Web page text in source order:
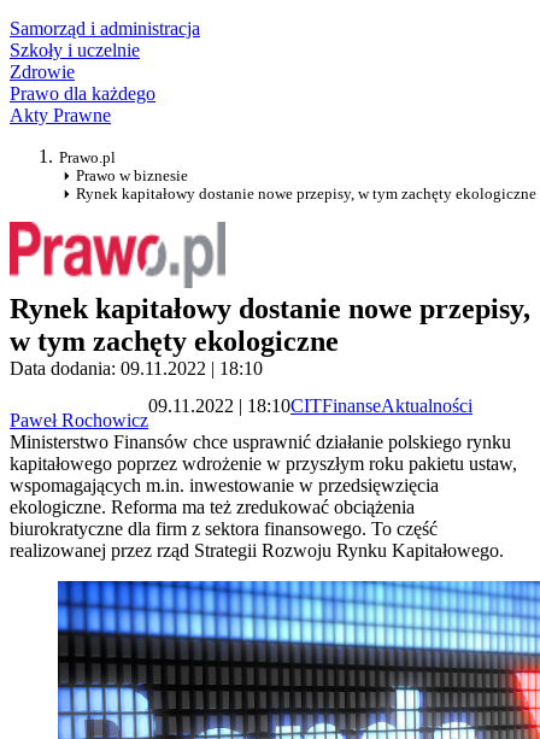
Samorząd i administracja
Szkoły i uczelnie
Zdrowie
Prawo dla każdego
Akty Prawne
Prawo.pl
Prawo w biznesie
Rynek kapitałowy dostanie nowe przepisy, w tym zachęty ekologiczne
Rynek kapitałowy dostanie nowe przepisy,
w tym zachęty ekologiczne
Data dodania: 09.11.2022 | 18:10
Paweł Rochowicz
09.11.2022 | 18:10CITFinanseAktualności
Ministerstwo Finansów chce usprawnić działanie polskiego rynku
kapitałowego poprzez wdrożenie w przyszłym roku pakietu ustaw,
wspomagających m.in. inwestowanie w przedsięwzięcia
ekologiczne. Reforma ma też zredukować obciążenia
biurokratyczne dla firm z sektora finansowego. To część
realizowanej przez rząd Strategii Rozwoju Rynku Kapitałowego.